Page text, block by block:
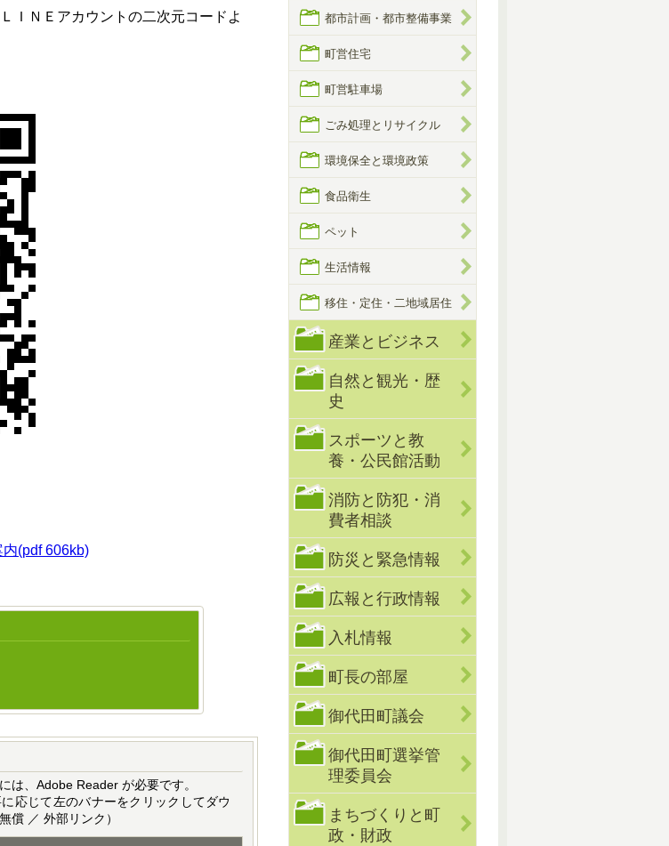
ＩＮＥアカウントの二次元コードよ
(pdf 606kb)
は、Adobe Reader が必要です。
応じて左のバナーをクリックしてダウ
償 ／ 外部リンク）
都市計画・都市整備事業
町営住宅
町営駐車場
ごみ処理とリサイクル
環境保全と環境政策
食品衛生
ペット
生活情報
移住・定住・二地域居住
産業とビジネス
自然と観光・歴
史
スポーツと教
養・公民館活動
消防と防犯・消
費者相談
防災と緊急情報
広報と行政情報
入札情報
町長の部屋
御代田町議会
御代田町選挙管
理委員会
まちづくりと町
政・財政